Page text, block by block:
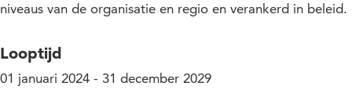
niveaus van de organisatie en regio en verankerd in beleid.
Looptijd
01 januari 2024 - 31 december 2029